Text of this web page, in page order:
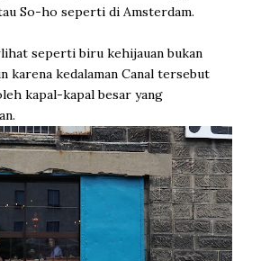
So-ho seperti di Amsterdam.
seperti biru kehijauan bukan
karena kedalaman Canal tersebut
kapal-kapal besar yang